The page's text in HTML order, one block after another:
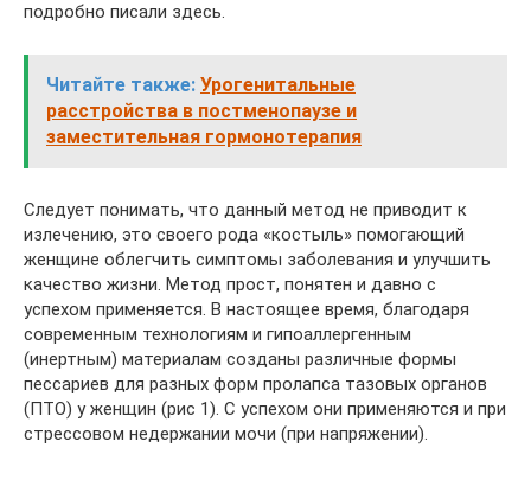
подробно писали здесь.
Читайте также: Урогенитальные
расстройства в постменопаузе и
заместительная гормонотерапия
Следует понимать, что данный метод не приводит к
излечению, это своего рода «костыль» помогающий
женщине облегчить симптомы заболевания и улучшить
качество жизни. Метод прост, понятен и давно с
успехом применяется. В настоящее время, благодаря
современным технологиям и гипоаллергенным
(инертным) материалам созданы различные формы
пессариев для разных форм пролапса тазовых органов
(ПТО) у женщин (рис 1). С успехом они применяются и при
стрессовом недержании мочи (при напряжении).